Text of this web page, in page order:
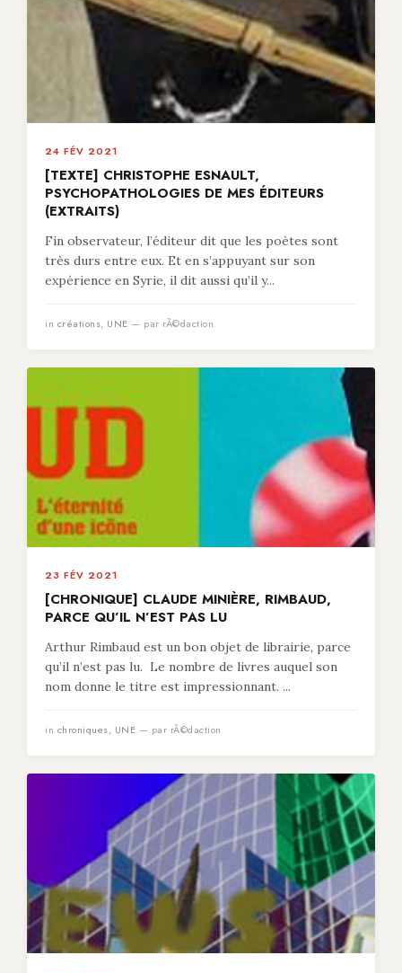
24 FÉV 2021
[TEXTE] CHRISTOPHE ESNAULT,
PSYCHOPATHOLOGIES DE MES ÉDITEURS
(EXTRAITS)
Fin observateur, l’éditeur dit que les poètes sont
très durs entre eux. Et en s’appuyant sur son
expérience en Syrie, il dit aussi qu’il y...
in créations, UNE — par rÃ©daction
23 FÉV 2021
[CHRONIQUE] CLAUDE MINIÈRE, RIMBAUD,
PARCE QU’IL N’EST PAS LU
Arthur Rimbaud est un bon objet de librairie, parce
qu’il n’est pas lu. Le nombre de livres auquel son
nom donne le titre est impressionnant. ...
in chroniques, UNE — par rÃ©daction